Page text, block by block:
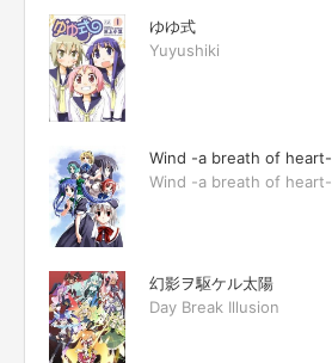
ゆゆ式
Yuyushiki
Wind -a breath of heart-
Wind -a breath of heart-
幻影ヲ駆ケル太陽
Day Break Illusion